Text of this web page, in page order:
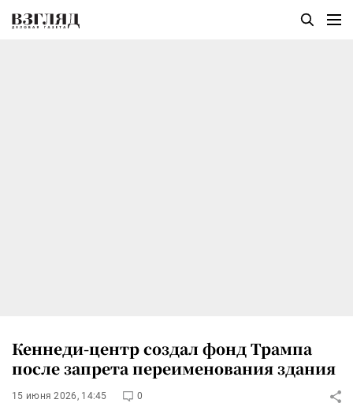
Кеннеди-центр создал фонд Трампа
после запрета переименования здания
15 июня 2026, 14:45 0